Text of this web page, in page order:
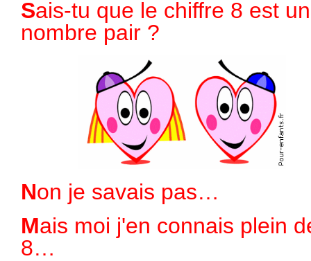
Sais-tu que le chiffre 8 est un
nombre pair ?
Non je savais pas…
Mais moi j'en connais plein des
8…